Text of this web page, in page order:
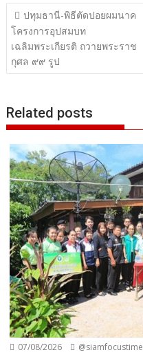
แนะแนว
เรื่อง
ปทุมธานี-พิธีตัดปอยผมนาค
โครงการอุปสมบท
เฉลิมพระเกียรติ ถวายพระราช
กุศล ๙๙ รูป
Related posts
07/08/2026 @siamfocustime